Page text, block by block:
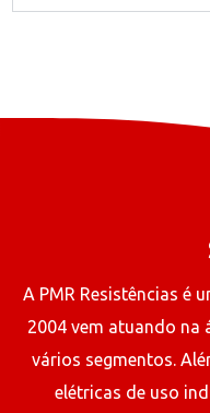
A PMR Resistências é
2004 vem atuando na
vários segmentos.
elétricas de uso